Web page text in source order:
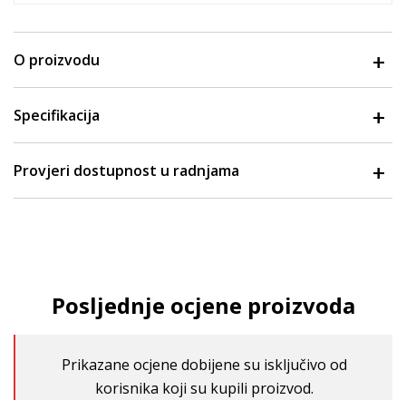
O proizvodu
Specifikacija
Provjeri dostupnost u radnjama
Posljednje ocjene proizvoda
Prikazane ocjene dobijene su isključivo od
korisnika koji su kupili proizvod.